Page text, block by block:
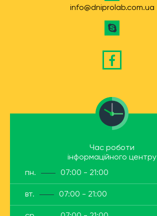
info@dniprolab.com.ua
Час роботи
інформаційного центру
пн.
07:00 - 21:00
вт. 07:00 - 21:00